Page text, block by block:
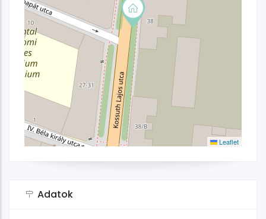
Leaflet
Adatok